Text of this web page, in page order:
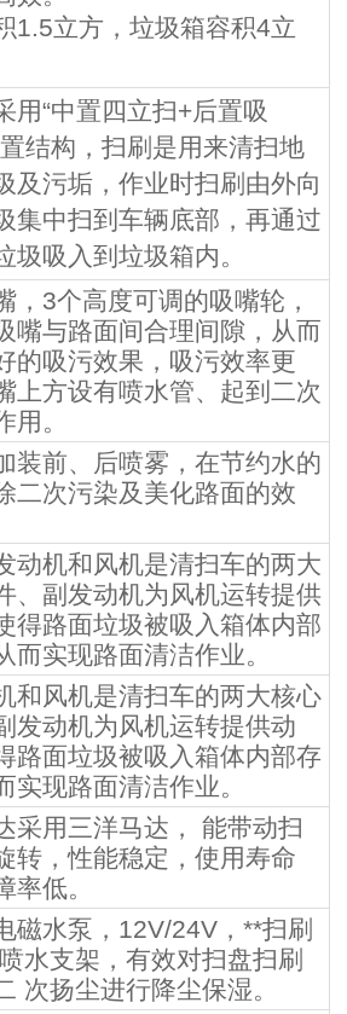
1.5立方，垃圾箱容积4立
用“中置四立扫+后置吸
结构，扫刷是用来清扫地
及污垢，作业时扫刷由外向
集中扫到车辆底部，再通过
圾吸入到垃圾箱内。
，3个高度可调的吸嘴轮，
嘴与路面间合理间隙，从而
的吸污效果，吸污效率更
上方设有喷水管、起到二次
用。
装前、后喷雾，在节约水的
二次污染及美化路面的效
动机和风机是清扫车的两大
、副发动机为风机运转提供
得路面垃圾被吸入箱体内部
而实现路面清洁作业。
和风机是清扫车的两大核心
发动机为风机运转提供动
路面垃圾被吸入箱体内部存
实现路面清洁作业。
采用三洋马达， 能带动扫
转，性能稳定，使用寿命
率低。
磁水泵，12V/24V，**扫刷
喷水支架，有效对扫盘扫刷
次扬尘进行降尘保湿。